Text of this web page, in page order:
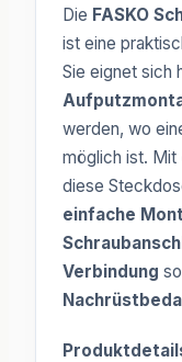
Die FASKO
ist eine
Sie eignet sich
werden, wo
möglich ist. Mit
diese
einfache
Verbindung